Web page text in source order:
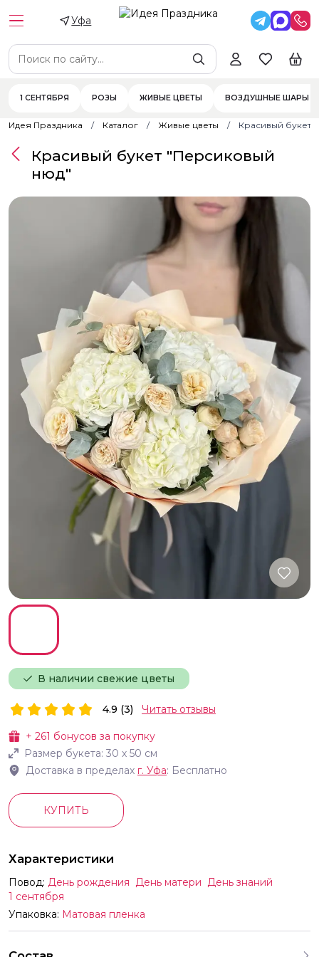
Уфа
1 СЕНТЯБРЯ РОЗЫ ЖИВЫЕ ЦВЕТЫ ВОЗДУШНЫЕ ШАРЫ
Идея Праздника Каталог Живые цветы Красивый букет
В наличии свежие цветы
Красивый букет "Персиковый
нюд"
+ 261 бонусов за покупку
Размер букета: 30 х 50 см
Доставка в пределах г. Уфа: Бесплатно
4.9 (3) Читать отзывы
КУПИТЬ
Характеристики
Повод: День рождения День матери День знаний
1 сентября
Упаковка: Матовая пленка